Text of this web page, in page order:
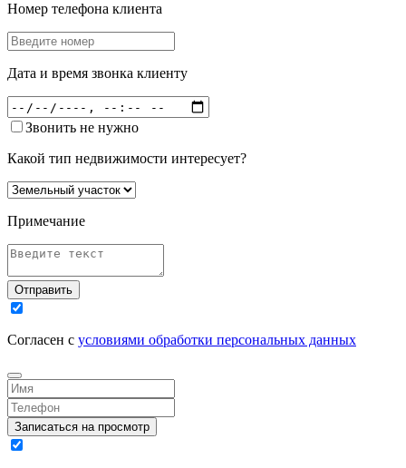
Номер телефона клиента
Дата и время звонка клиенту
Звонить не нужно
Какой тип недвижимости интересует?
Примечание
Отправить
Согласен с условиями обработки персональных данных
Записаться на просмотр